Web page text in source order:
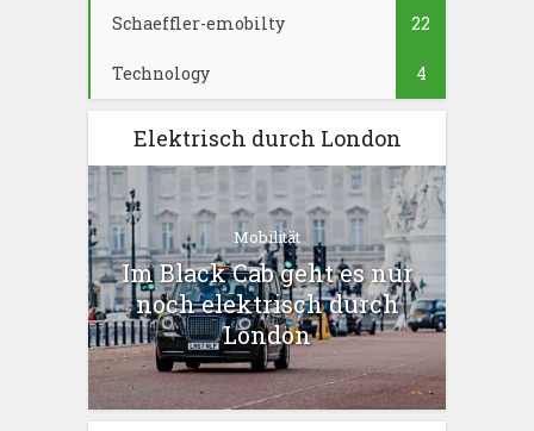
Schaeffler-emobilty 22
Technology 4
Elektrisch durch London
Mobilität
Im Black Cab geht es nur
noch elektrisch durch
London